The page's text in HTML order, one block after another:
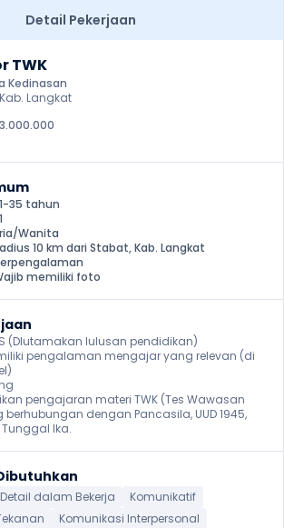
Detail Pekerjaan
TWK
Kedinasan
Langkat
35 tahun
Wanita
10 km dari Stabat, Kab. Langkat
memiliki foto
(DIutamakan lulusan pendidikan)
pengalaman mengajar yang relevan (di
pengajaran materi TWK (Tes Wawasan
dengan Pancasila, UUD 1945,
Tunggal Ika.
Detail dalam Bekerja
Komunikatif
Komunikasi Interpersonal